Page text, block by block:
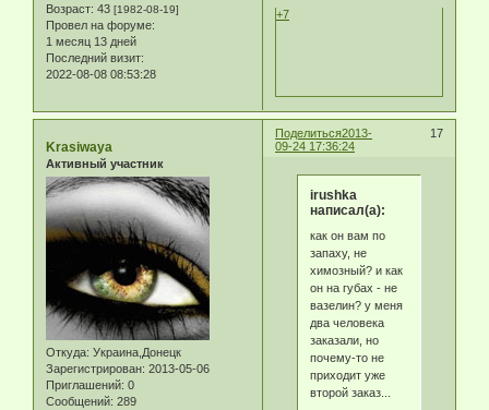
Возраст: 43 [1982-08-19]
Провел на форуме:
1 месяц 13 дней
Последний визит:
2022-08-08 08:53:28
+7
Поделиться 17
2013-
09-24 17:36:24
Krasiwaya
Активный участник
Откуда: Украина,Донецк
Зарегистрирован: 2013-05-06
Приглашений: 0
Сообщений: 289
irushka
написал(а):
как он вам по
запаху, не
химозный? и как
он на губах - не
вазелин? у меня
два человека
заказали, но
почему-то не
приходит уже
второй заказ...